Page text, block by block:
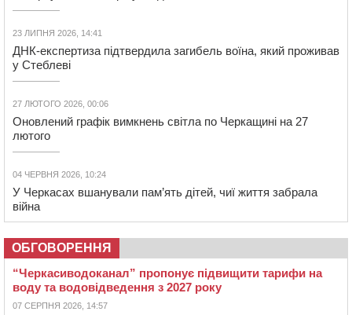
23 ЛИПНЯ 2026, 14:41
ДНК-експертиза підтвердила загибель воїна, який проживав
у Стеблеві
27 ЛЮТОГО 2026, 00:06
Оновлений графік вимкнень світла по Черкащині на 27
лютого
04 ЧЕРВНЯ 2026, 10:24
У Черкасах вшанували пам’ять дітей, чиї життя забрала
війна
ОБГОВОРЕННЯ
“Черкасиводоканал” пропонує підвищити тарифи на
воду та водовідведення з 2027 року
07 СЕРПНЯ 2026, 14:57